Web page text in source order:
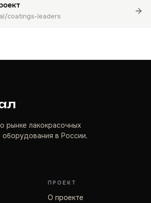
coatings-leaders
рынке лакокрасочных
в России,
ПРОЕКТ
О проекте